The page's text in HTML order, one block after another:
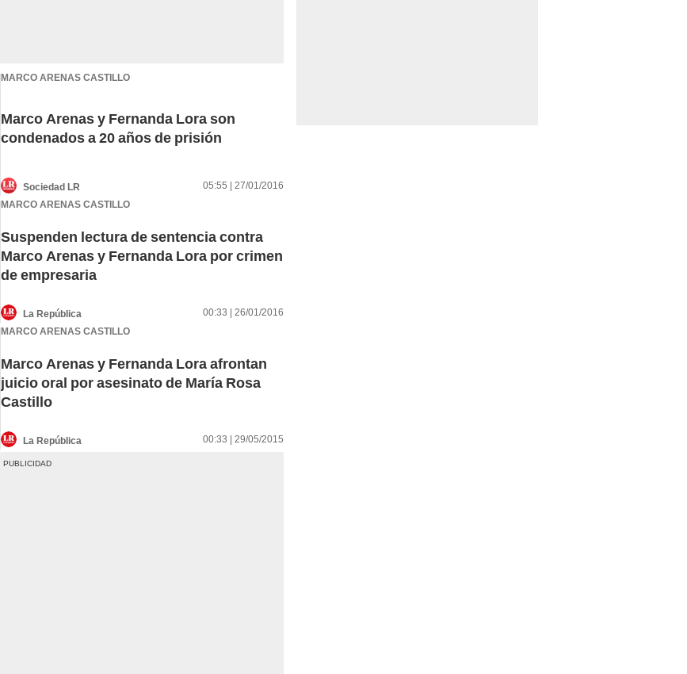
MARCO ARENAS CASTILLO
Marco Arenas y Fernanda Lora son
condenados a 20 años de prisión
Sociedad LR
05:55 | 27/01/2016
MARCO ARENAS CASTILLO
Suspenden lectura de sentencia contra
Marco Arenas y Fernanda Lora por crimen
de empresaria
La República
00:33 | 26/01/2016
MARCO ARENAS CASTILLO
Marco Arenas y Fernanda Lora afrontan
juicio oral por asesinato de María Rosa
Castillo
La República 00:33 | 29/05/2015